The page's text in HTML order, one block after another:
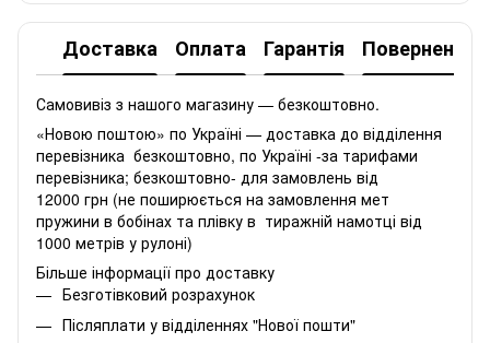
Доставка Оплата Гарантія Повернення
Самовивіз з нашого магазину — безкоштовно.
«Новою поштою» по Україні — доставка до відділення
перевізника безкоштовно, по Україні -за тарифами
перевізника; безкоштовно- для замовлень від
12000 грн (не поширюється на замовлення мет
пружини в бобінах та плівку в тиражній намотці від
1000 метрів у рулоні)
Більше інформації про доставку
Безготівковий розрахунок
Післяплати у відділеннях "Нової пошти"